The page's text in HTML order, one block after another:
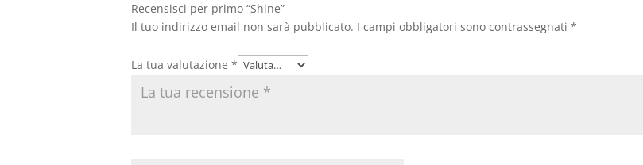
Recensisci per primo “Shine”
Il tuo indirizzo email non sarà pubblicato. I campi obbligatori sono contrassegnati*
La tua valutazione*